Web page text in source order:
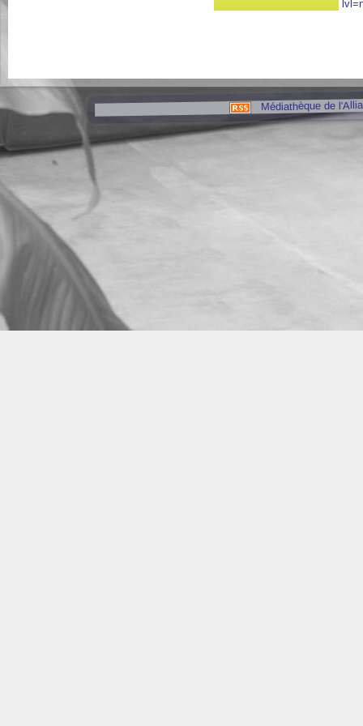
Médiathèque de